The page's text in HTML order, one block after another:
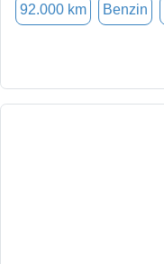
92.000 km Benzin